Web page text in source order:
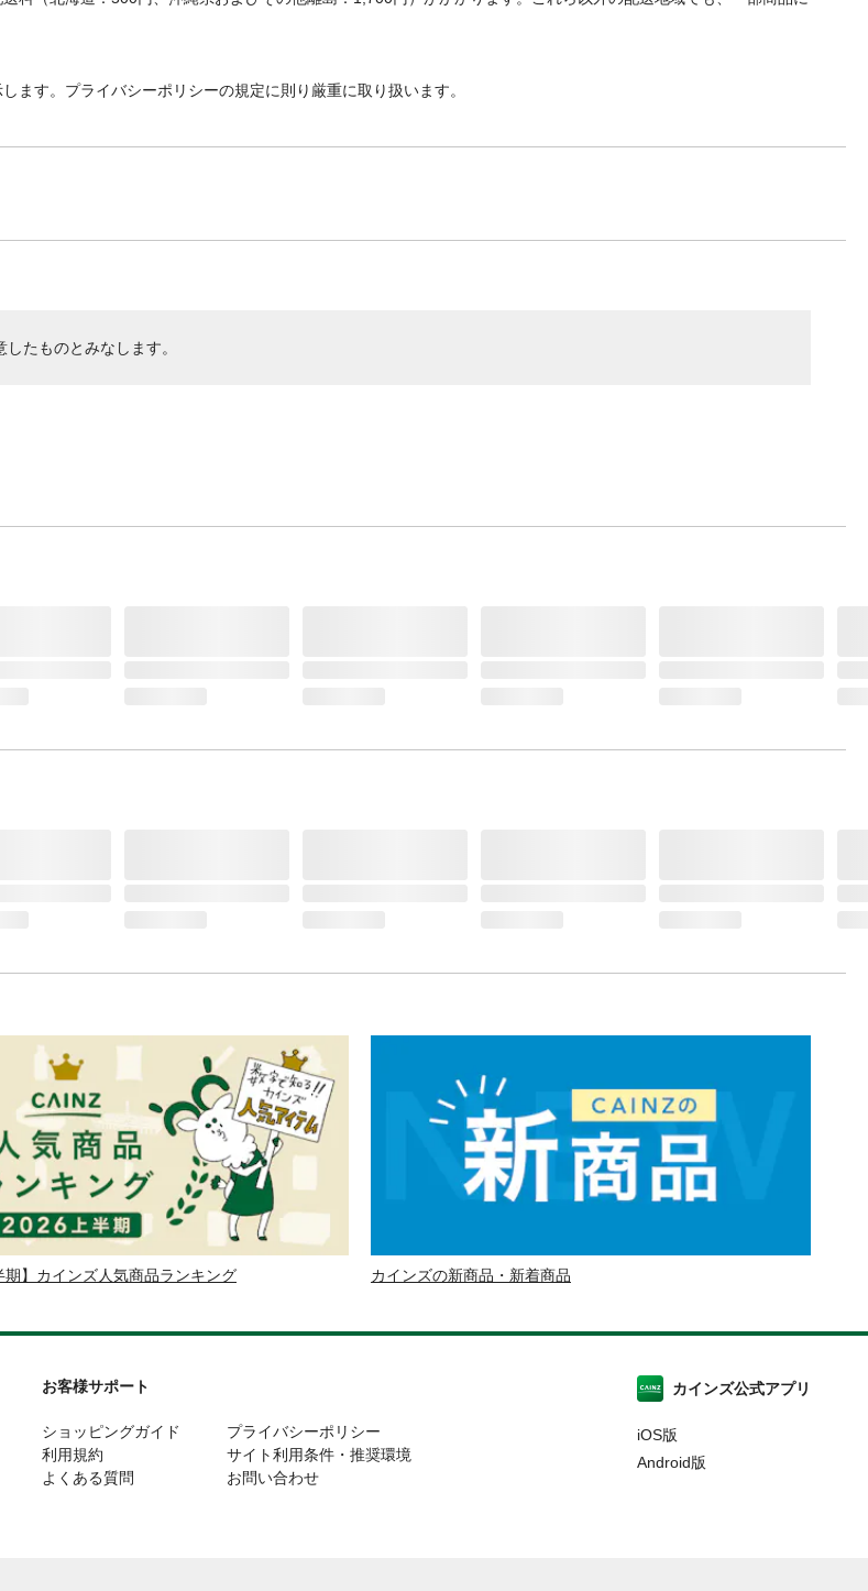
ます。プライバシーポリシーの規定に則り厳重に取り扱います。
たものとみなします。
期】カインズ人気商品ランキング カインズの新商品・新着商品
お客様サポート
ショッピングガイド
利用規約
よくある質問
プライバシーポリシー
サイト利用条件・推奨環境
お問い合わせ
カインズ公式アプリ
iOS版
Android版